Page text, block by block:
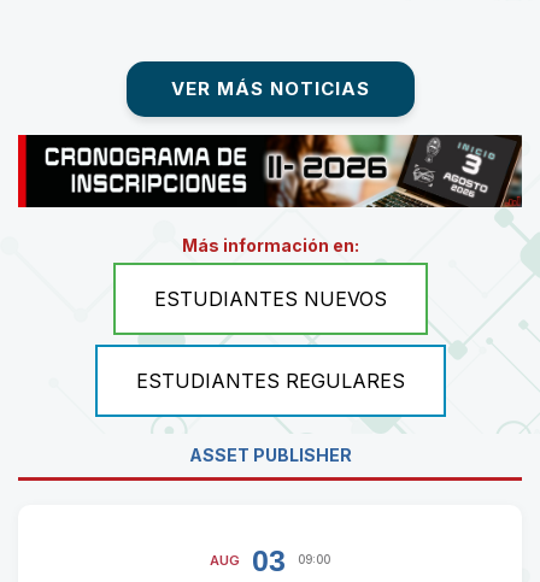
VER MÁS NOTICIAS
Más información en:
ESTUDIANTES NUEVOS
ESTUDIANTES REGULARES
ASSET PUBLISHER
AUG 03 09:00